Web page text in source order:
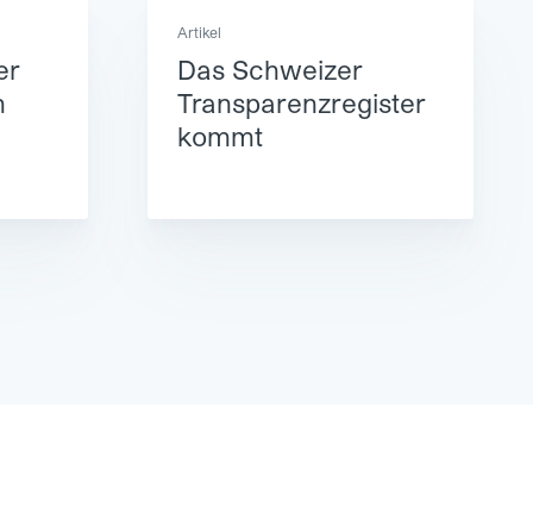
Artikel
Das Schweizer
Transparenzregister
kommt